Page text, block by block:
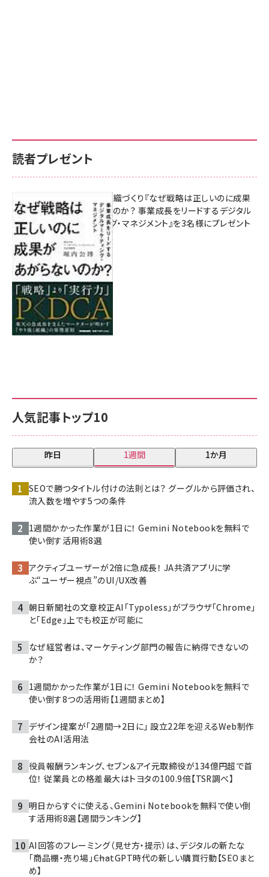
人気記事トップ10
昨日 1週間 1か月
SEOで勝つタイトル付けの法則とは？ グーグルから評価され、
流入数を増やす5つの条件
1週間かかった作業が1日に！ Gemini Notebookを無料で
使い倒す活用術8選
アクティブユーザーが2倍に急成長！ JA共済アプリに学
ぶ“ユーザー視点”のUI/UX改善
朝日新聞社の文章校正AI「Typoless」がブラウザ「Chrome」
と「Edge」上でも校正が可能に
なぜ経営者は、マーケティング部門の報告に納得できないの
か？
1週間かかった作業が1日に！ Gemini Notebookを無料で
使い倒す8つの活用術【1週間まとめ】
デザイン提案が「2週間→2日に」 設立22年を迎えるWeb制作
会社のAI活用法
役員報酬ランキング、セブン＆アイ元取締役が134億円超で首
位！ 従業員との格差最大はトヨタの100.9倍【TSR調べ】
明日からすぐに使える、Gemini Notebookを無料で使い倒
す活用術8選【週間ランキング】
AI回答のフレーミング（見せ方・提示）は、デジタルの新たな
「商品棚・売り場」――ChatGPT時代の新しい購買行動【SEOまと
め】
読者プレゼント
成果を生む組織づくり『なぜ戦略は正しいのに成果
があがらないのか？ 事業成長をリードするデジタル
マーケティング・マネジメント』を3名様にプレゼント
8月7日 10:00